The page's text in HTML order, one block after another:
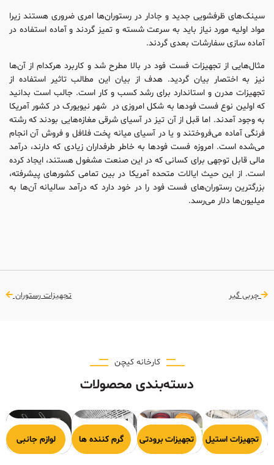
سینک‌های ظرفشویی جدید و جادار در رستوران‌ها امری ضروری هستند زیرا
مواد اولیه مورد نیاز باید به سرعت شسته و تمیز گردند و آماده استفاده در
آماده سازی سفارشات بعدی گردند.
مثال‌هایی از تجهیزات فست فود در بالا مطرح شد و کاربرد هرکدام از آن‌ها
نیز به اختصار بیان گردید. هدف از بیان این مطالب تاثیر استفاده از
تجهیزات مدرن و استاندارد برای رشد کسب و کار است. جالب است بدانید
که اولین نوع فست فودها به شکل امروزی در شهر نیویورک در کشور آمریکا
به وجود آمدند. اما قبل از آن تیز در آسیای شرقی مغازه‌‌هایی بودند که رشته
فرنگی آماده می‌فروختند و یا در آسیای میانه پخت فلافل و فروش آن انجام
می‌شده است. امروزه فست فودها به خاطر طرفداران زیادی که دارند، درآمد
مالی قابل توجهی برای کسانی که در این صنعت مشغول هستند، ایجاد کرده
است. از این حیث ایالات متحده آمریکا در بین تمامی کشورهای پیشرفته،
بزرگترین رستوران‌های فست فود را در خود دارد که درآمد سالیانه آن‌ها به
میلیون‌ها دلار می‌رسد.
چربی گیر تجهیزات رستوران
کارخانه کیچن
دسته‌بندی محصولات
پخت
تجهیزات استیل
تجهیزات برودتی گرم کننده ها لوازم جانبی